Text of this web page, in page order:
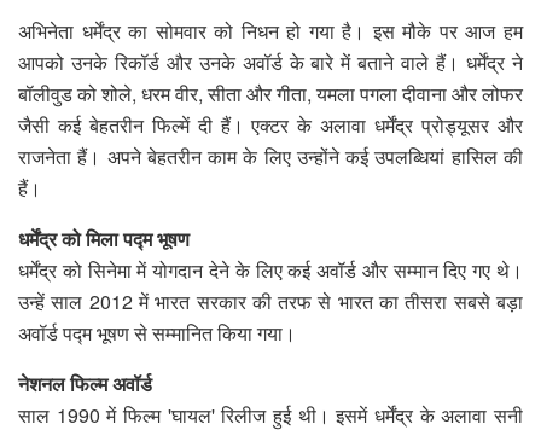
अभिनेता धर्मेंद्र का सोमवार को निधन हो गया है। इस मौके पर आज हम
आपको उनके रिकॉर्ड और उनके अवॉर्ड के बारे में बताने वाले हैं। धर्मेंद्र ने
बॉलीवुड को शोले, धरम वीर, सीता और गीता, यमला पगला दीवाना और लोफर
जैसी कई बेहतरीन फिल्में दी हैं। एक्टर के अलावा धर्मेंद्र प्रोड्यूसर और
राजनेता हैं। अपने बेहतरीन काम के लिए उन्होंने कई उपलब्धियां हासिल की
हैं।
धर्मेंद्र को मिला पद्म भूषण
धर्मेंद्र को सिनेमा में योगदान देने के लिए कई अवॉर्ड और सम्मान दिए गए थे।
उन्हें साल 2012 में भारत सरकार की तरफ से भारत का तीसरा सबसे बड़ा
अवॉर्ड पद्म भूषण से सम्मानित किया गया।
नेशनल फिल्म अवॉर्ड
साल 1990 में फिल्म 'घायल' रिलीज हुई थी। इसमें धर्मेंद्र के अलावा सनी